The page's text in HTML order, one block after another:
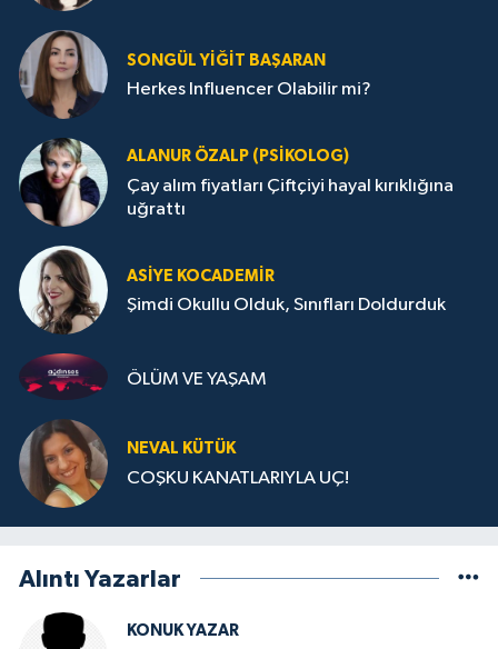
SONGÜL YIĞIT BAŞARAN
Herkes Influencer Olabilir mi?
ALANUR ÖZALP (PSIKOLOG)
Çay alım fiyatları Çiftçiyi hayal kırıklığına
uğrattı
ASIYE KOCADEMİR
Şimdi Okullu Olduk, Sınıfları Doldurduk
ÖLÜM VE YAŞAM
NEVAL KÜTÜK
COŞKU KANATLARIYLA UÇ!
Alıntı Yazarlar
KONUK YAZAR